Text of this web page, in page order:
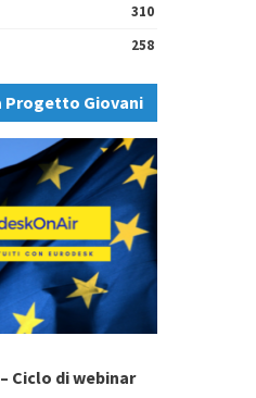
310
258
Progetto Giovani
Ciclo di webinar